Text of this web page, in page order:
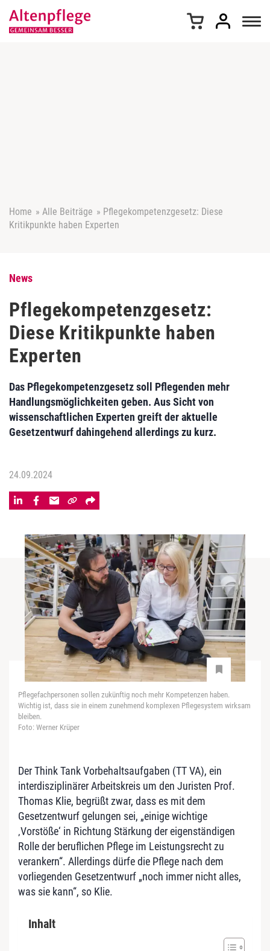
Home » Alle Beiträge » Pflegekompetenzgesetz: Diese
Kritikpunkte haben Experten
News
Pflegekompetenzgesetz:
Diese Kritikpunkte haben
Experten
Das Pflegekompetenzgesetz soll Pflegenden mehr
Handlungsmöglichkeiten geben. Aus Sicht von
wissenschaftlichen Experten greift der aktuelle
Gesetzentwurf dahingehend allerdings zu kurz.
24.09.2024
Pflegefachpersonen sollen zukünftig noch mehr Kompetenzen haben.
Wichtig ist, dass sie in einem zunehmend komplexen Pflegesystem wirksam
bleiben.
Foto: Werner Krüper
Der Think Tank Vorbehaltsaufgaben (TT VA), ein
interdisziplinärer Arbeitskreis um den Juristen Prof.
Thomas Klie, begrüßt zwar, dass es mit dem
Gesetzentwurf gelungen sei, „einige wichtige
‚Vorstöße‘ in Richtung Stärkung der eigenständigen
Rolle der beruflichen Pflege im Leistungsrecht zu
verankern“. Allerdings dürfe die Pflege nach dem
vorliegenden Gesetzentwurf „noch immer nicht alles,
was sie kann“, so Klie.
Inhalt